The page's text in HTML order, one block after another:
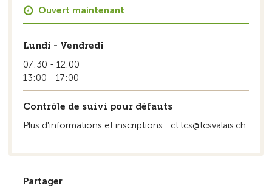
Ouvert maintenant
Lundi - Vendredi
07:30 - 12:00
13:00 - 17:00
Contrôle de suivi pour défauts
Plus d'informations et inscriptions : ct.tcs@tcsvalais.ch
Partager